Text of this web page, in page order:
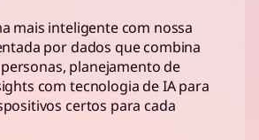
mais inteligente com nossa
por dados que combina
planejamento de
com tecnologia de IA para
certos para cada